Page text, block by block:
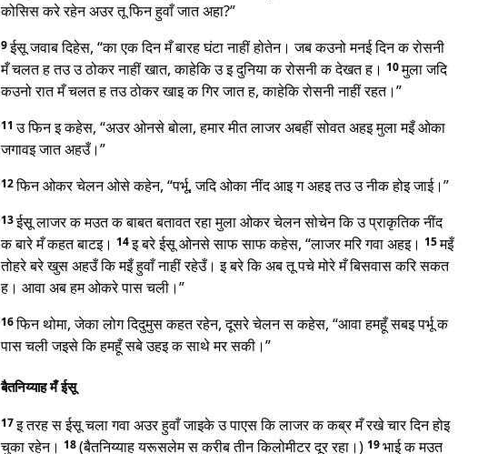
कोसिस करे रहेन अउर तू फिन हुवाँ जात अहा?”
9ईसू जवाब दिहेस, “का एक दिन मँ बारह घंटा नाहीं होतेन। जब कउनो मनई दिन क रोसनी
मँ चलत ह तउ उ ठोकर नाहीं खात, काहेकि उ इ दुनिया क रोसनी क देखत ह। 10मुला जदि
कउनो रात मँ चलत ह तउ ठोकर खाइ क गिर जात ह, काहेकि रोसनी नाहीं रहत।”
11उ फिन इ कहेस, “अउर ओनसे बोला, हमार मीत लाजर अबहीं सोवत अहइ मुला मइँ ओका
जगावइ जात अहउँ।”
12फिन ओकर चेलन ओसे कहेन, “पर्भू, जदि ओका नींद आइ ग अहइ तउ उ नीक होइ जाई।”
13ईसू लाजर क मउत क बाबत बतावत रहा मुला ओकर चेलन सोचेन कि उ प्राकृतिक नींद
क बारे मँ कहत बाटइ। 14इ बरे ईसू ओनसे साफ साफ कहेस, “लाजर मरि गवा अहइ। 15मइँ
तोहरे बरे खुस अहउँ कि मइँ हुवाँ नाहीं रहेउँ। इ बरे कि अब तू पचे मोरे मँ बिसवास करि सकत
ह। आवा अब हम ओकरे पास चली।”
16फिन थोमा, जेका लोग दिदुमुस कहत रहेन, दूसरे चेलन स कहेस, “आवा हमहूँ सबइ पर्भू क
पास चली जइसे कि हमहूँ सबे उहइ क साथे मर सकी।”
बैतनिय्याह मँ ईसू
17इ तरह स ईसू चला गवा अउर हुवाँ जाइके उ पाएस कि लाजर क कब्र मँ रखे चार दिन होइ
चुका रहेन। 18(बैतनिय्याह यरूसलेम स करीब तीन किलोमीटर दूर रहा।) 19भाई क मउत